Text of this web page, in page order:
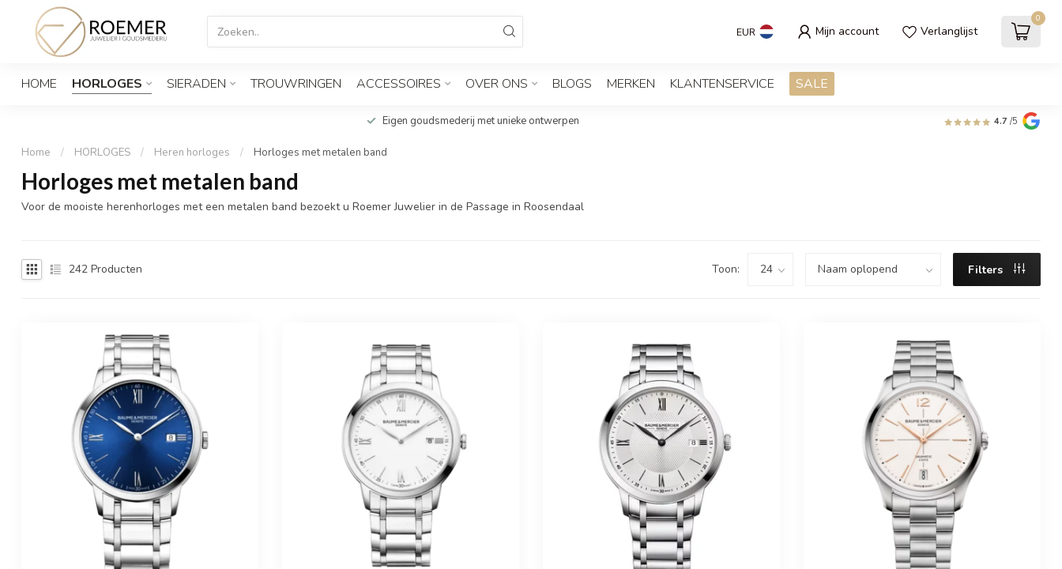
EUR Mijn account Verlanglijst
0
HOME HORLOGES SIERADEN TROUWRINGEN ACCESSOIRES OVER ONS BLOGS MERKEN KLANTENSERVICE SALE
Eigen goudsmederij met unieke ontwerpen 4.7 /5
Home / HORLOGES / Heren horloges / Horloges met metalen band
Horloges met metalen band
Voor de mooiste herenhorloges met een metalen band bezoekt u Roemer Juwelier in de Passage in Roosendaal
242 Producten Toon: Filters